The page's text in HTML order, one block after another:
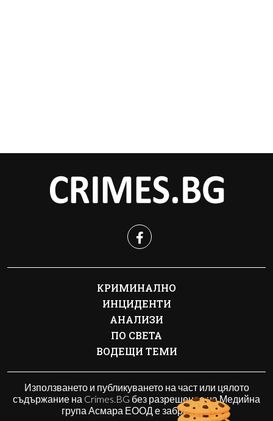
КРИМИНАЛНО
ИНЦИДЕНТИ
АНАЛИЗИ
ПО СВЕТА
ВОДЕЩИ ТЕМИ
Използването и публикуването на част или цялото
съдържание на Crimes.BG без разрешение на Медийна
група Асмара ЕООД е забранено.